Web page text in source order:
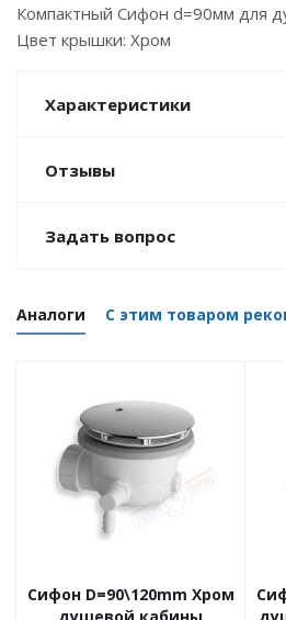
Компактный Сифон d=90мм для
Цвет крышки: Хром
Характеристики
Отзывы
Задать вопрос
Аналоги С этим товаром
Сифон D=90\120mm Хром